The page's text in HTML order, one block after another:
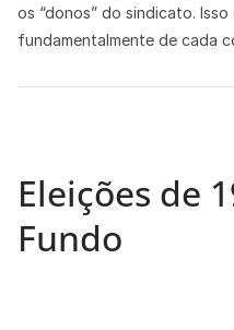
os “donos” do sindicato.
fundamentalmente de cada
Eleições de
Fundo